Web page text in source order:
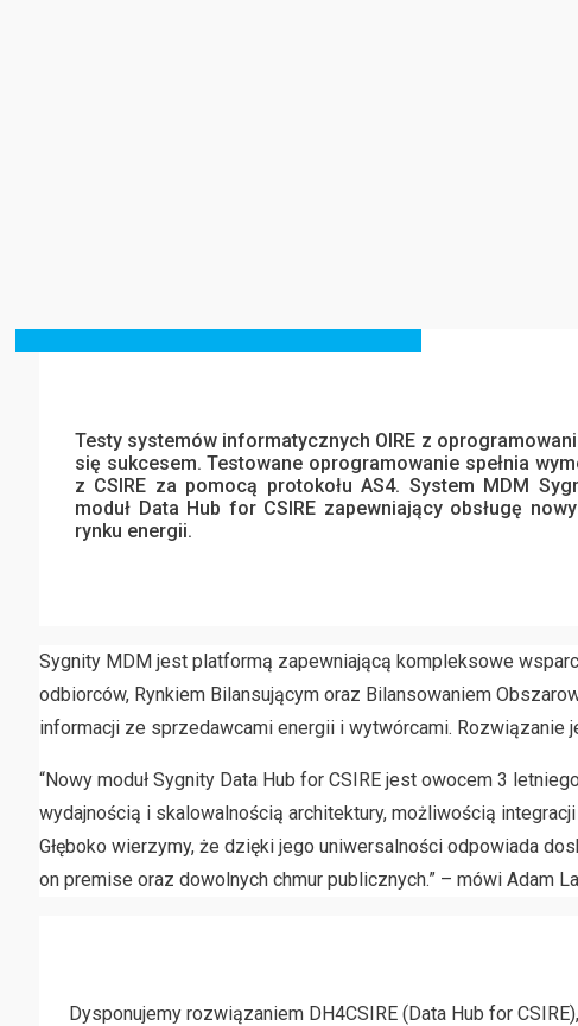
Testy systemów informatycznych OIRE z
się sukcesem. Testowane oprogramowanie spełnia
z CSIRE za pomocą protokołu AS4. System MDM
moduł Data Hub for CSIRE zapewniający obsługę
rynku energii.
Sygnity MDM jest platformą zapewniającą kompleksowe
odbiorców, Rynkiem Bilansującym oraz Bilansowaniem
informacji ze sprzedawcami energii i wytwórcami. Rozwiązanie
“Nowy moduł Sygnity Data Hub for CSIRE jest owocem 3
wydajnością i skalowalnością architektury, możliwością
Głęboko wierzymy, że dzięki jego uniwersalności odpowiada
on premise oraz dowolnych chmur publicznych.” – mówi Adam
Dysponujemy rozwiązaniem DH4CSIRE (Data Hub for